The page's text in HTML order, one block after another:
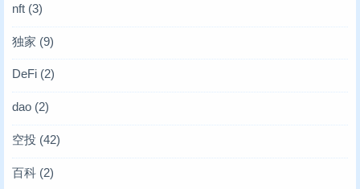
nft (3)
独家 (9)
DeFi (2)
dao (2)
空投 (42)
百科 (2)